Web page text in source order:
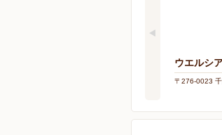
ウエルシ
〒276-0023